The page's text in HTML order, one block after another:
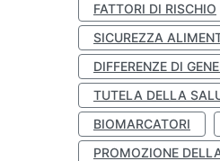
FATTORI DI RISCHIO
SICUREZZA
DIFFERENZE DI
TUTELA DELLA
BIOMARCATORI
PROMOZIONE